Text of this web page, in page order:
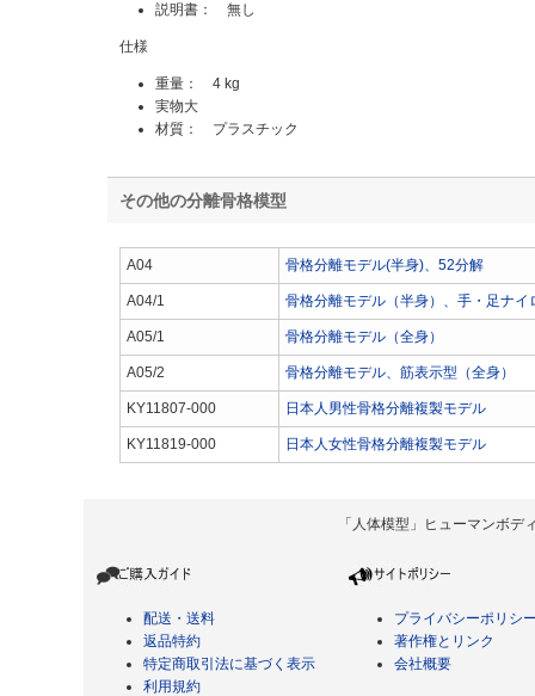
説明書： 無し
仕様
重量： 4 kg
実物大
材質： プラスチック
その他の分離骨格模型
A04 骨格分離モデル(半身)、52分解
A04/1 骨格分離モデル（半身）、手・足ナイ
A05/1 骨格分離モデル（全身）
A05/2 骨格分離モデル、筋表示型（全身）
KY11807-000 日本人男性骨格分離複製モデル
KY11819-000 日本人女性骨格分離複製モデル
「人体模型」ヒューマンボ
配送・送料
返品特約
特定商取引法に基づく表示
利用規約
プライバシーポリシ
著作権とリンク
会社概要